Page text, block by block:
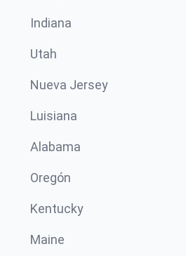
Indiana
Utah
Nueva Jersey
Luisiana
Alabama
Oregón
Kentucky
Maine